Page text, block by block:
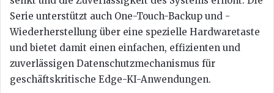
Serie unterstützt auch One-Touch-Backup und -
Wiederherstellung über eine spezielle Hardwaretaste
und bietet damit einen einfachen, effizienten und
zuverlässigen Datenschutzmechanismus für
geschäftskritische Edge-KI-Anwendungen.